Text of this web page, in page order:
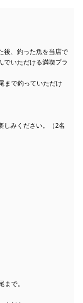
後、釣った魚を当店で
でいただける満喫プラ
まで釣っていただけ
しみください。（2名
まで。